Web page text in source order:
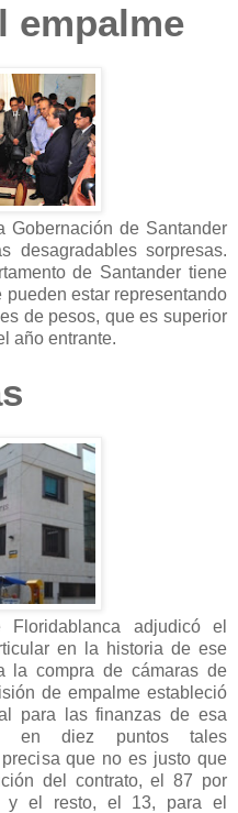
empalme
Gobernación de Santander
desagradables sorpresas.
de Santander tiene
estar representando
de pesos, que es superior
año entrante.
adjudicó el
en la historia de ese
la compra de cámaras de
de empalme estableció
para las finanzas de esa
en diez puntos tales
que no es justo que
del contrato, el 87 por
y el resto, el 13, para el